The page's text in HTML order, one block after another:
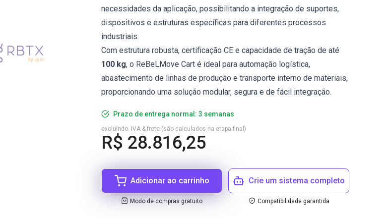
necessidades da aplicação, possibilitando a integração de suportes,
dispositivos e estruturas específicas para diferentes processos
industriais.
Com estrutura robusta, certificação CE e capacidade de tração de até
100 kg, o ReBeLMove Cart é ideal para automação logística,
abastecimento de linhas de produção e transporte interno de materiais,
proporcionando uma solução modular, segura e de fácil integração.
Prazo de entrega normal: 3 semanas
R$ 28.816,25
excluindo. IVA & frete (são calculados na etapa final)
Adicionar ao carrinho
Modo de compras gratuito
Crie um sistema completo
Compatibilidade garantida